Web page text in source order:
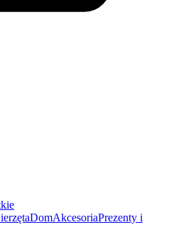
DomAkcesoriaPrezenty i